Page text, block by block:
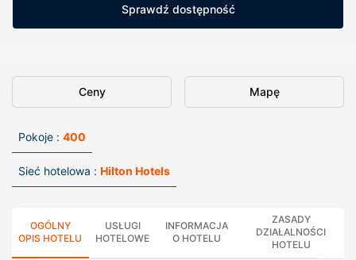
Sprawdź dostępność
Ceny Mapę
Pokoje : 400
Sieć hotelowa : Hilton Hotels
OGÓLNY
OPIS HOTELU
USŁUGI
HOTELOWE
INFORMACJA
O HOTELU
ZASADY
DZIAŁALNOŚCI
HOTELU